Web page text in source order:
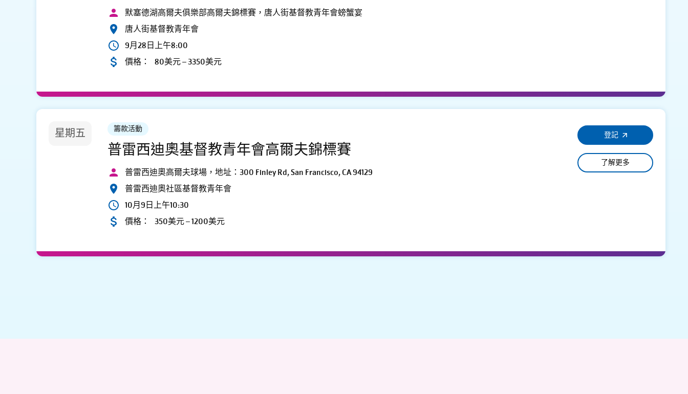
默塞德湖高爾夫俱樂部高爾夫錦標賽，唐人街基督教青年會螃蟹宴
唐人街基督教青年會
9月28日上午8:00
價格：
80美元 – 3350美元
星期五 籌款活動
普雷西迪奧基督教青年會高爾夫錦標賽
普雷西迪奧高爾夫球場，地址：300 Finley Rd, San Francisco, CA 94129
普雷西迪奧社區基督教青年會
10月9日上午10:30
價格：
350美元 – 1200美元
登記
了解更多